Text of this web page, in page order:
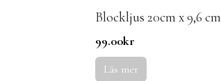
Blockljus 20cm x 9,6 cm
99.00kr
Läs mer